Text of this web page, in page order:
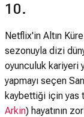
10.
Netflix'in Altın
sezonuyla dizi
oyunculuk kariyeri
yapmayı seçen
kaybettiği için yas
Arkin) hayatının